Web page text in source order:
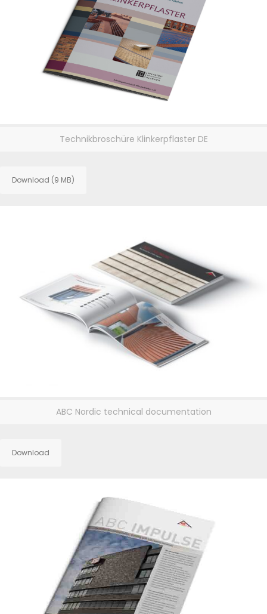
Technikbroschüre Klinkerpflaster DE
Download (9 MB)
ABC Nordic technical documentation
Download